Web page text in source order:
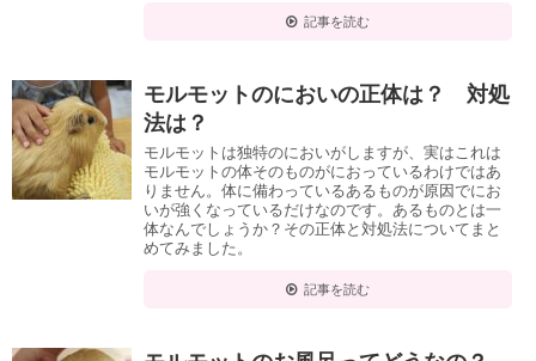
記事を読む
モルモットのにおいの正体は？ 対処
法は？
モルモットは独特のにおいがしますが、実はこれは
モルモットの体そのものがにおっているわけではあ
りません。体に備わっているあるものが原因でにお
いが強くなっているだけなのです。あるものとは一
体なんでしょうか？その正体と対処法についてまと
めてみました。
記事を読む